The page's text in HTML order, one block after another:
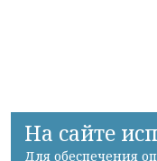
На сайте
Для обеспечения